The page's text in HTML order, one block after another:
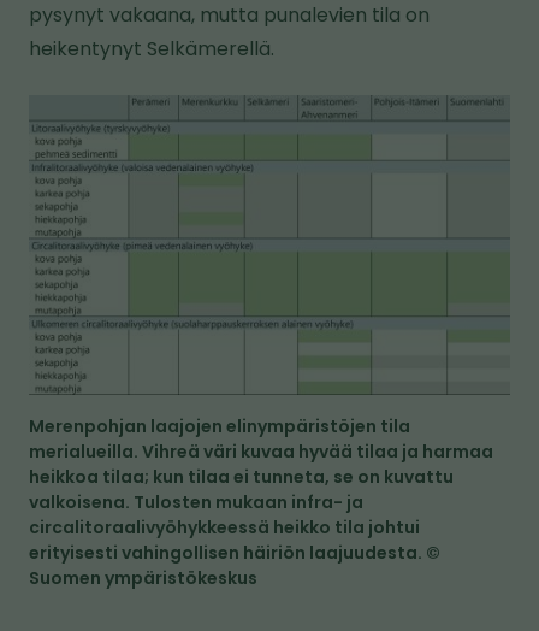
pysynyt vakaana, mutta punalevien tila on
heikentynyt Selkämerellä.
u
v
a
Merenpohjan laajojen elinympäristöjen tila
merialueilla. Vihreä väri kuvaa hyvää tilaa ja harmaa
heikkoa tilaa; kun tilaa ei tunneta, se on kuvattu
valkoisena. Tulosten mukaan infra- ja
circalitoraalivyöhykkeessä heikko tila johtui
erityisesti vahingollisen häiriön laajuudesta. ©
Suomen ympäristökeskus